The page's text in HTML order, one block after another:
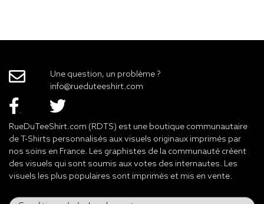
Une question, un problème ?
info@rueduteeshirt.com
RueDuTeeShirt.com (RDTS) est une boutique communautaire
de T-Shirts personnalisés aux visuels originaux imprimés par
nos soins en France. Les graphistes de la communauté créent
des visuels qui sont soumis aux votes des internautes. Les
visuels les plus populaires sont imprimés et mis en vente.